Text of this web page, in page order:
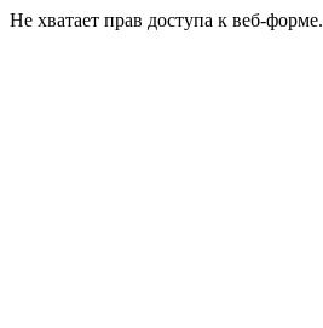
Не хватает прав доступа к веб-форме.